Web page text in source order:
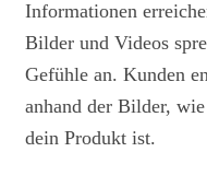
Informationen
Bilder und Videos
Gefühle an. Kunden
anhand der Bilder,
dein Produkt ist.